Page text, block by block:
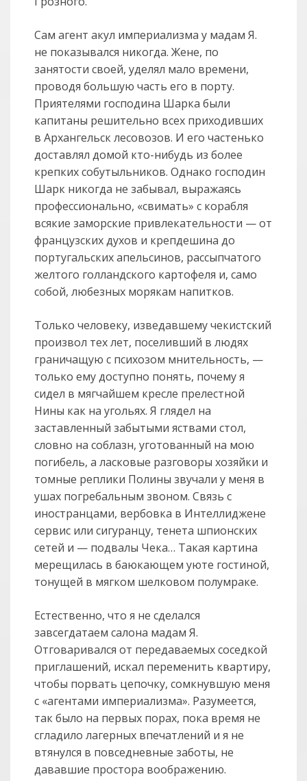
Сам агент акул империализма у мадам Я.
не показывался никогда. Жене, по
занятости своей, уделял мало времени,
проводя большую часть его в порту.
Приятелями господина Шарка были
капитаны решительно всех приходивших
в Архангельск лесовозов. И его частенько
доставлял домой кто-нибудь из более
крепких собутыльников. Однако господин
Шарк никогда не забывал, выражаясь
профессионально, «свимать» с корабля
всякие заморские привлекательности — от
французских духов и крепдешина до
португальских апельсинов, рассыпчатого
желтого голландского картофеля и, само
собой, любезных морякам напитков.
Только человеку, изведавшему чекистский
произвол тех лет, поселивший в людях
граничащую с психозом мнительность, —
только ему доступно понять, почему я
сидел в мягчайшем кресле прелестной
Нины как на угольях. Я глядел на
заставленный забытыми яствами стол,
словно на соблазн, уготованный на мою
погибель, а ласковые разговоры хозяйки и
томные реплики Полины звучали у меня в
ушах погребальным звоном. Связь с
иностранцами, вербовка в Интеллиджене
сервис или сигуранцу, тенета шпионских
сетей и — подвалы Чека… Такая картина
мерещилась в баюкающем уюте гостиной,
тонущей в мягком шелковом полумраке.
Естественно, что я не сделался
завсегдатаем салона мадам Я.
Отговаривался от передаваемых соседкой
приглашений, искал переменить квартиру,
чтобы порвать цепочку, сомкнувшую меня
с «агентами империализма». Разумеется,
так было на первых порах, пока время не
сгладило лагерных впечатлений и я не
втянулся в повседневные заботы, не
дававшие простора воображению.